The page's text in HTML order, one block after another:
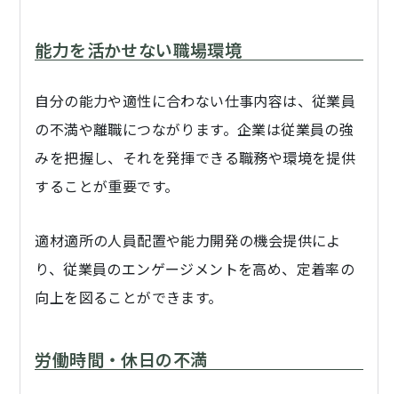
能力を活かせない職場環境
自分の能力や適性に合わない仕事内容は、従業員
の不満や離職につながります。企業は従業員の強
みを把握し、それを発揮できる職務や環境を提供
することが重要です。
適材適所の人員配置や能力開発の機会提供によ
り、従業員のエンゲージメントを高め、定着率の
向上を図ることができます。
労働時間・休日の不満